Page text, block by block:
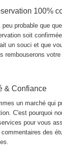
100%
peu probable que
soit
un souci et que
rembouserons
& Confiance
un marché qui
C'est pourquoi
pour vous
des